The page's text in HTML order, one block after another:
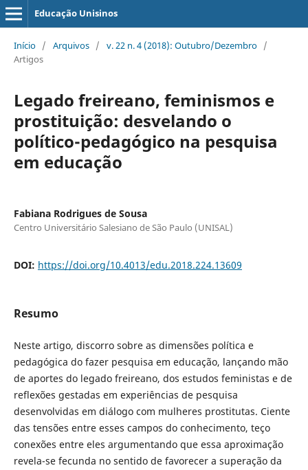
Educação Unisinos
Início / Arquivos / v. 22 n. 4 (2018): Outubro/Dezembro /
Artigos
Legado freireano, feminismos e
prostituição: desvelando o
político-pedagógico na pesquisa
em educação
Fabiana Rodrigues de Sousa
Centro Universitário Salesiano de São Paulo (UNISAL)
DOI: https://doi.org/10.4013/edu.2018.224.13609
Resumo
Neste artigo, discorro sobre as dimensões política e
pedagógica do fazer pesquisa em educação, lançando mão
de aportes do legado freireano, dos estudos feministas e de
reflexões gestadas em experiências de pesquisa
desenvolvidas em diálogo com mulheres prostitutas. Ciente
das tensões entre esses campos do conhecimento, teço
conexões entre eles argumentando que essa aproximação
revela-se fecunda no sentido de favorecer a superação da